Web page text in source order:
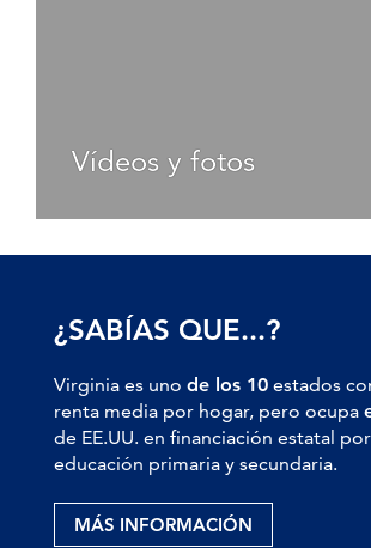
Vídeos y fotos
¿SABÍAS QUE...?
Virginia es uno de los 10 estados
renta media por hogar, pero ocupa
de EE.UU. en financiación estatal
educación primaria y secundaria.
MÁS INFORMACIÓN